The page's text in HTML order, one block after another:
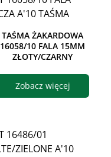
TAŚMA ŻAKARDOWA
16058/10 FALA 15MM
ZŁOTY/CZARNY
Zobacz więcej